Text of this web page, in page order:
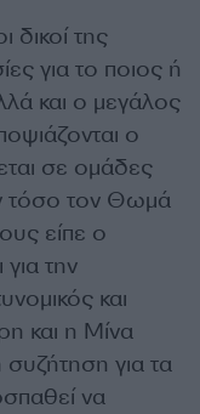
δικοί της
για το ποιος ή
και ο μεγάλος
ο
σε ομάδες
τόσο τον Θωμά
είπε ο
την
και
και η Μίνα
συζήτηση για τα
να